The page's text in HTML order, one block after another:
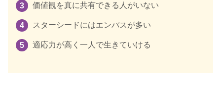
価値観を真に共有できる人がいない
スターシードにはエンパスが多い
適応力が高く一人で生きていける